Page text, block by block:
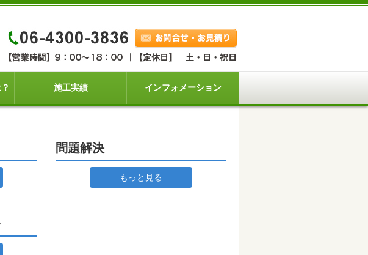
施工実績 インフォメーション
問題解決
もっと見る